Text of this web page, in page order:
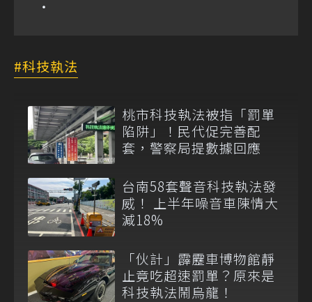
科技執法
桃市科技執法被指「罰單
陷阱」！民代促完善配
套，警察局提數據回應
台南58套聲音科技執法發
威！ 上半年噪音車陳情大
減18%
「伙計」霹靂車博物館靜
止竟吃超速罰單？原來是
科技執法鬧烏龍！